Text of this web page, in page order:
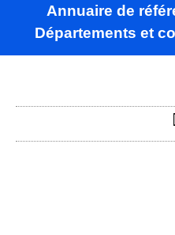
Annuaire de
Départements et